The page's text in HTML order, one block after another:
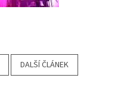
DALŠÍ ČLÁNEK